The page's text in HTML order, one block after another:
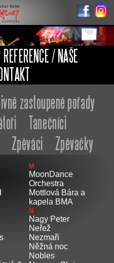
REFERENCE / NAŠE
zastoupené pořady
Tanečníci
Zpěváci Zpěvačky
M
MoonDance
Orchestra
Mottlová Bára a
kapela BMA
N
Nagy Peter
Neřež
Nezmaři
Něžná noc
Nobles